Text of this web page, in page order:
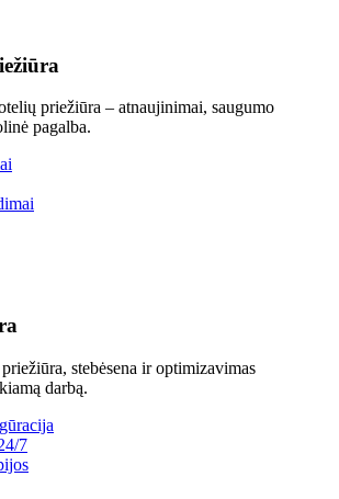
priežiūra – atnaujinimai, saugumo
pagalba.
stebėsena ir optimizavimas
darbą.
7